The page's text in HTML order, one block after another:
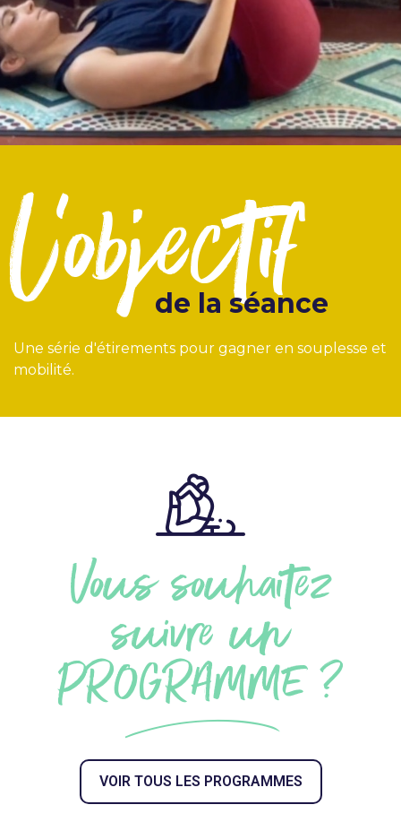
l'objectif
de la séance
Une série d'étirements pour gagner en souplesse et
mobilité.
Vous souhaitez
suivre un
PROGRAMME ?
VOIR TOUS LES PROGRAMMES